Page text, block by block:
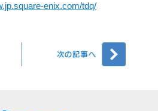
enix.com/tdq/